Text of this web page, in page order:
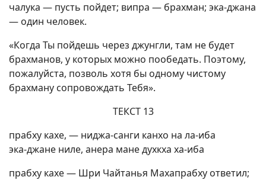
чалука — пусть пойдет; випра — брахман; эка-джана
— один человек.
«Когда Ты пойдешь через джунгли, там не будет
брахманов, у которых можно пообедать. Поэтому,
пожалуйста, позволь хотя бы одному чистому
брахману сопровождать Тебя».
ТЕКСТ 13
прабху кахе, — ниджа-санги канхо на ла-иба
эка-джане ниле, анера мане духкха ха-иба
прабху кахе — Шри Чайтанья Махапрабху ответил;